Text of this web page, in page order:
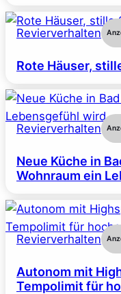
Revierverhalten
Rote Häuser,
Revierverhalten
Neue Küche in
Wohnraum ein
Revierverhalten
Autonom mit
Tempolimit für